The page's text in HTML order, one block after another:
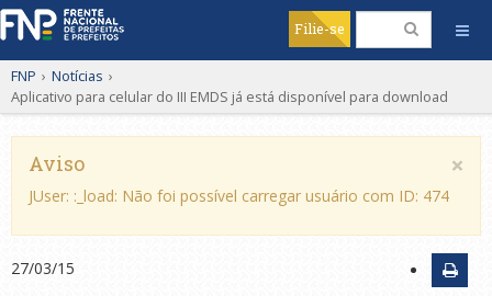
Filie-se
FNP › Notícias ›
Aplicativo para celular do III EMDS já está disponível para download
×
Aviso
JUser: :_load: Não foi possível carregar usuário com ID: 474
27/03/15